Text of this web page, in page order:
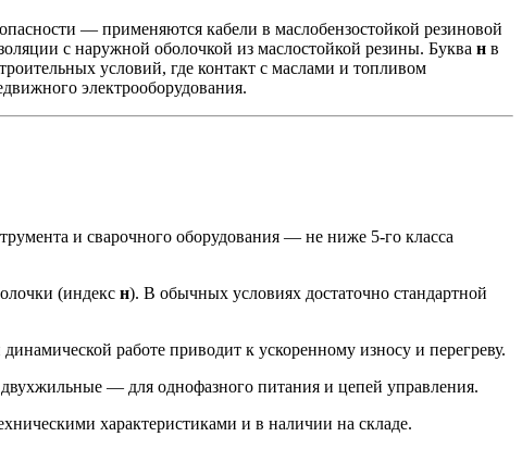
— применяются кабели в маслобензостойкой резиновой
с наружной оболочкой из маслостойкой резины. Буква н в
условий, где контакт с маслами и топливом
электрооборудования.
и сварочного оборудования — не ниже 5-го класса
(индекс н). В обычных условиях достаточно стандартной
работе приводит к ускоренному износу и перегреву.
— для однофазного питания и цепей управления.
характеристиками и в наличии на складе.